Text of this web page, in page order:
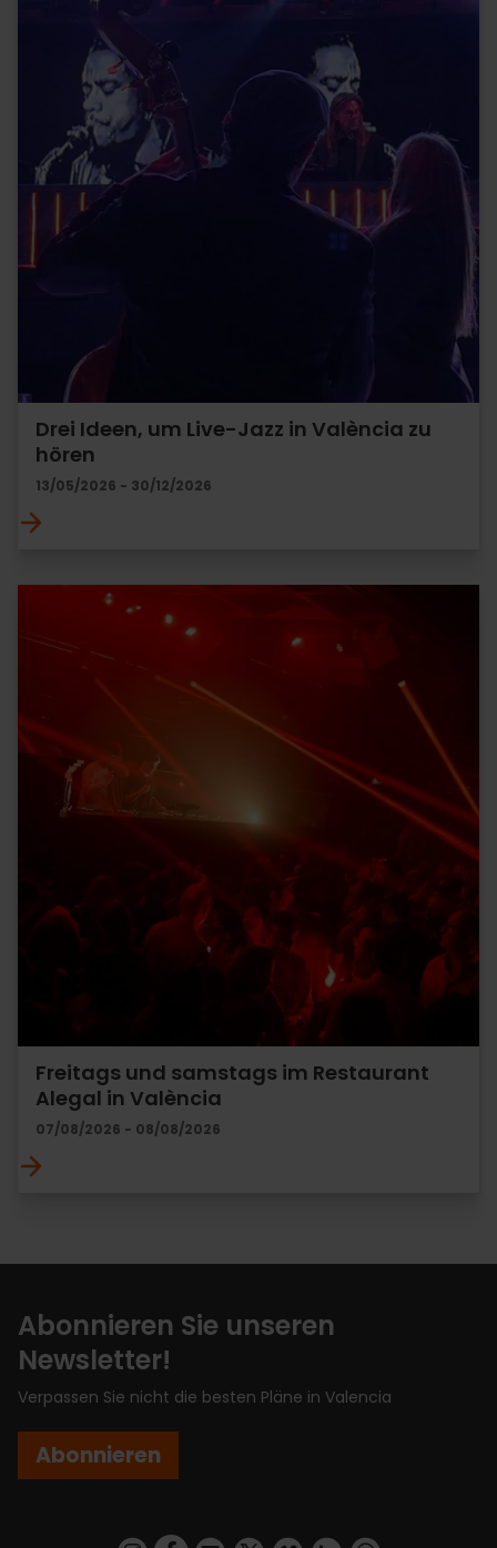
Drei Ideen, um Live-Jazz in València zu
hören
13/05/2026 - 30/12/2026
Freitags und samstags im Restaurant
Alegal in València
07/08/2026 - 08/08/2026
Abonnieren Sie unseren
Newsletter!
Verpassen Sie nicht die besten Pläne in Valencia
Abonnieren